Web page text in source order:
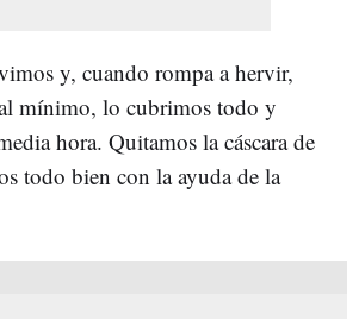
y, cuando rompa a hervir,
mínimo, lo cubrimos todo y
hora. Quitamos la cáscara de
todo bien con la ayuda de la